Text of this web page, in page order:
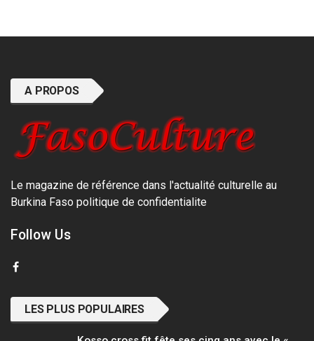
A PROPOS
Le magazine de référence dans l'actualité culturelle au
Burkina Faso politique de confidentialite
Follow Us
LES PLUS POPULAIRES